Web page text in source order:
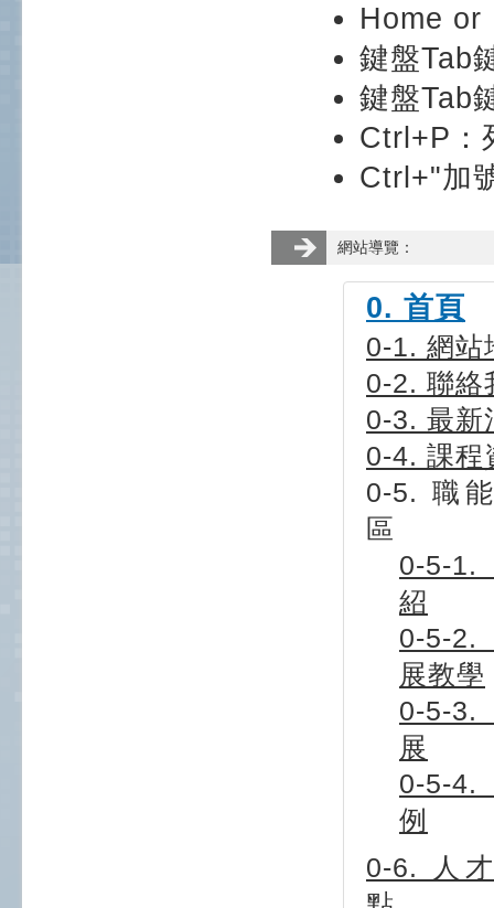
Home or
鍵盤Tab
鍵盤Tab
Ctrl+P：
Ctrl+"加
網站導覽：
0. 首頁
0-1. 網站
0-2. 聯絡
0-3. 最新
0-4. 課程
0-5. 職
區
0-5-1.
紹
0-5-2.
展教學
0-5-3.
展
0-5-4.
例
0-6. 人